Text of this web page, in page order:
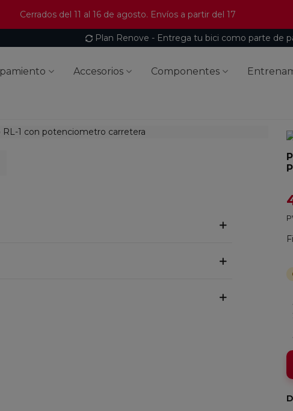
Cerrados del 11 al 16 de agosto. Envíos a partir del 17
Plan Renove - Entrega tu bici como parte de
Accesorios Componentes